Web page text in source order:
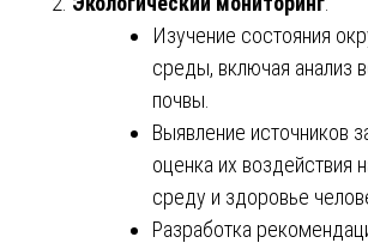
Изучение состояния
среды, включая анализ
почвы.
Выявление источников
оценка их
среду и здоровье
Разработка